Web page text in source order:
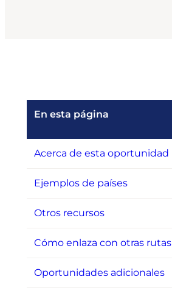
En esta página
Acerca de esta oportunidad
Ejemplos de países
Otros recursos
Cómo enlaza con otras rutas
Oportunidades adicionales